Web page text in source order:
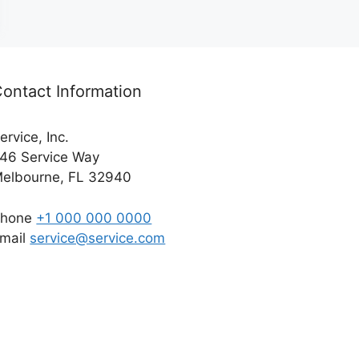
Information
Inc.
Service Way
FL 32940
+1 000 000 0000
service@service.com